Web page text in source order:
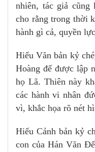
nhiên, tác giả
cho rằng trong thời
hành gì cả, quyền
Hiếu Văn bản kỷ
Hoàng đế được lập
họ Lã. Thiên này
các hành vi nhân
vì, khắc họa rõ nét
Hiếu Cảnh bản kỷ
con của Hán Văn